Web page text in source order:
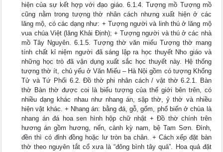
hiện của sự kết hợp với đạo giáo. 6.1.4. Tượng mồ Tượng mồ
cũng nằm trong tượng thờ nhân cách nhưng xuất hiện ở các
lăng mộ, có các dạng như: + Tượng người và linh thú ở lăng mộ
vua chúa Việt (lăng Khải Định); + Tượng người và thú ở các nhà
mồ Tây Nguyên. 6.1.5. Tượng thờ văn miếu Tượng thờ mang
tính chất kỉ niệm người đã sáng lập ra học thuyết Nho giáo và
những học trò đã vận dụng xuất sắc học thuyết này. Hệ thống
tượng thờ ít, chủ yếu ở Văn Miếu – Hà Nội gồm có tượng Khổng
Tử và Tứ Phối 6.2. Đồ thờ phi nhân cách / vật thờ 6.2.1. Bàn
thờ Bàn thờ được coi là biểu tượng của thế giới bên trên, có
nhiều dạng khác nhau như nhang án, sập thờ, ỷ thờ và nhiều
hiện vật khác. + Nhang án: bằng đá, gỗ, gốm, phổ biến ở chùa là
nhang án đá hoa sen hình hộp chữ nhật + Đồ thờ chính trên
hương án gồm hương, nến, cành kỳ nam, bệ Tam Sơn. Đình,
đền thì có đỉnh đồng hoặc lư tròn ba chân. + Cách xếp đặt bàn
thờ theo nguyên tắt cổ xưa là “đông bình tây quả”. Hoa quả đặt